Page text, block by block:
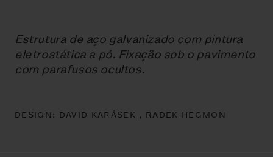
Estrutura de aço galvanizado com pintura
eletrostática a pó. Fixação sob o pavimento
com parafusos ocultos.
DESIGN: DAVID KARÁSEK , RADEK HEGMON